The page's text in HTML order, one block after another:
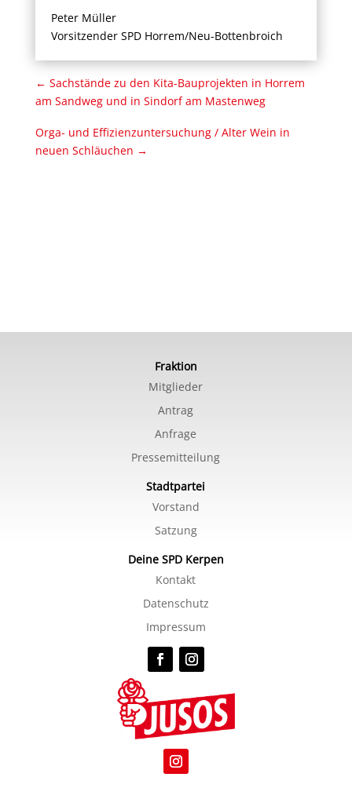
Peter Müller
Vorsitzender SPD Horrem/Neu-Bottenbroich
← Sachstände zu den Kita-Bauprojekten in Horrem
am Sandweg und in Sindorf am Mastenweg
Orga- und Effizienzuntersuchung / Alter Wein in
neuen Schläuchen →
Fraktion
Mitglieder
Antrag
Anfrage
Pressemitteilung
Stadtpartei
Vorstand
Satzung
Deine SPD Kerpen
Kontakt
Datenschutz
Impressum